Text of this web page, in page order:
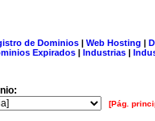
de Dominios| Web Hosting |
Expirados | Industrias |
[Pág.